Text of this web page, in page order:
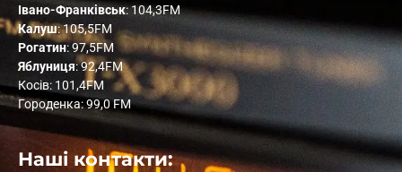
Івано-Франківськ: 104,3FM
Калуш: 105,5FM
Рогатин: 97,5FM
Яблуниця: 92,4FM
Косів: 101,4FM
Городенка: 99,0 FM
Наші контакти: